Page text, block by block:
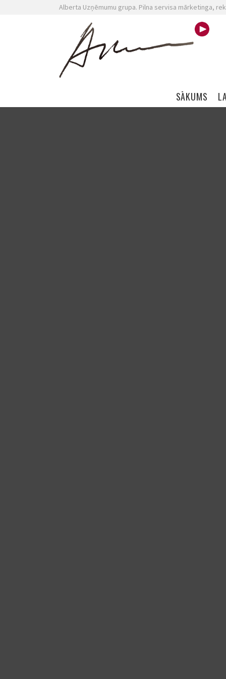
Alberta Uzņēmumu grupa. Pilna servisa mārketinga,
Skip navigation
SĀKUMS